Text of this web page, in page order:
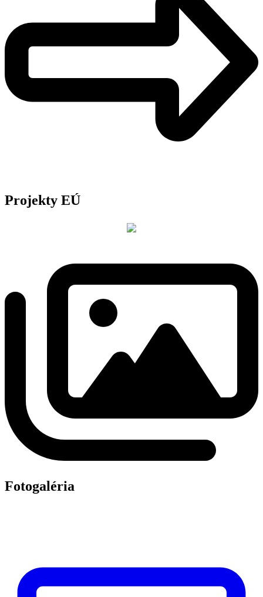
Projekty EÚ
Fotogaléria